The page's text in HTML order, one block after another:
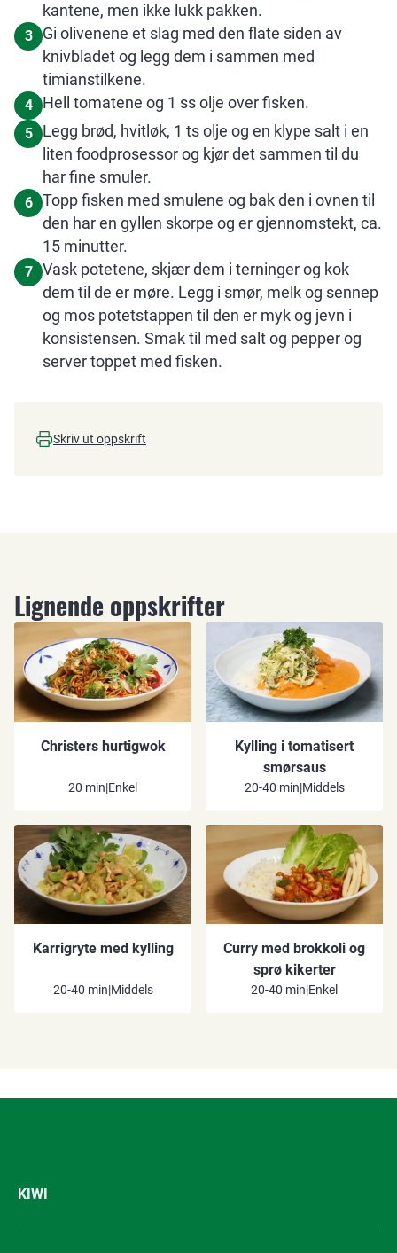
kantene, men ikke lukk pakken.
3
Gi olivenene et slag med den flate siden av
knivbladet og legg dem i sammen med
timianstilkene.
4 Hell tomatene og 1 ss olje over fisken.
5
Legg brød, hvitløk, 1 ts olje og en klype salt i en
liten foodprosessor og kjør det sammen til du
har fine smuler.
6
Topp fisken med smulene og bak den i ovnen til
den har en gyllen skorpe og er gjennomstekt, ca.
15 minutter.
7
Vask potetene, skjær dem i terninger og kok
dem til de er møre. Legg i smør, melk og sennep
og mos potetstappen til den er myk og jevn i
konsistensen. Smak til med salt og pepper og
server toppet med fisken.
Skriv ut oppskrift
Lignende oppskrifter
Christers hurtigwok
20 min|Enkel
Kylling i tomatisert
smørsaus
20-40 min|Middels
Karrigryte med kylling
20-40 min|Middels
Curry med brokkoli og
sprø kikerter
20-40 min|Enkel
KIWI